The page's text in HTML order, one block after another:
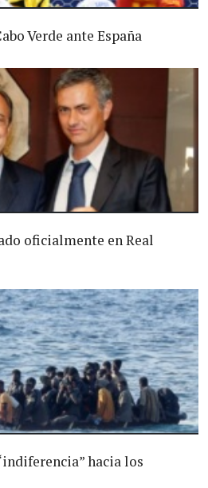
Verde ante España
oficialmente en Real
hacia los